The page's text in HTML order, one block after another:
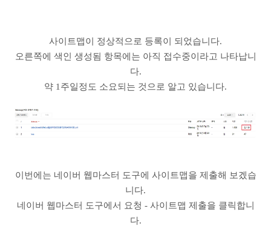
사이트맵이 정상적으로 등록이 되었습니다.
오른쪽에 색인 생성됨 항목에는 아직 접수중이라고 나타납니
다.
약 1주일정도 소요되는 것으로 알고 있습니다.
이번에는 네이버 웹마스터 도구에 사이트맵을 제출해 보겠습
니다.
네이버 웹마스터 도구에서 요청 - 사이트맵 제출을 클릭합니
다.